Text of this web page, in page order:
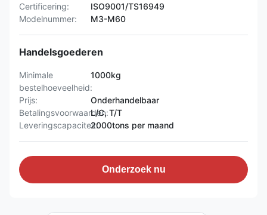
Certificering:
ISO9001/TS16949
Modelnummer:
M3-M60
Handelsgoederen
Minimale
bestelhoeveelheid:
1000kg
Prijs:
Onderhandelbaar
Betalingsvoorwaarden:
L/C, T/T
Leveringscapaciteit:2000tons per maand
Onderzoek nu